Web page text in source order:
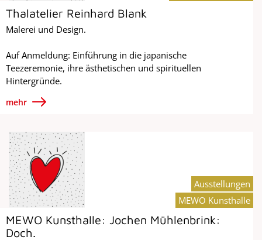
Thalatelier Reinhard Blank
Malerei und Design.
Auf Anmeldung: Einführung in die japanische
Teezeremonie, ihre ästhetischen und spirituellen
Hintergründe.
mehr
MEWO Kunsthalle: Jochen Mühlenbrink:
Doch.
Ausstellungen
MEWO Kunsthalle